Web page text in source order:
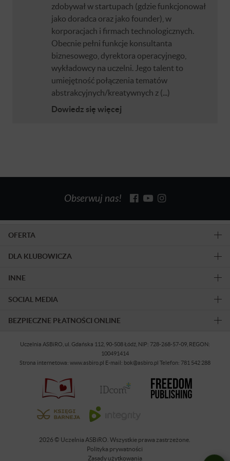
zdobywał w startupach (gdzie funkcjonował
jako doradca oraz jako founder), w
korporacjach i firmach technologicznych.
Obecnie pełni funkcje konsultanta
biznesowego, dyrektora operacyjnego,
wykładowcy na uczelni. Jego talent to
umiejętność połączenia tematów
abstrakcyjnych/kreatywnych z (...)
Dowiedz się więcej
Obserwuj nas!
OFERTA
DLA KLUBOWICZA
INNE
SOCIAL MEDIA
BEZPIECZNE PŁATNOŚCI ONLINE
Uczelnia ASBiRO, ul. Gdańska 112, 90-508 Łódź, NIP: 728-268-57-09, REGON:
100491414
Strona internetowa: www.asbiro.pl E-mail: bok@asbiro.pl Telefon: 781 542 288
2026 © Uczelnia ASBiRO. Wszystkie prawa zastrzeżone.
Polityka prywatności
Zasady użytkowania